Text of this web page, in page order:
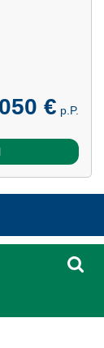
€ p.P.